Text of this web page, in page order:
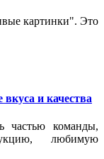
картинки". Это
и качества
частью команды,
любимую